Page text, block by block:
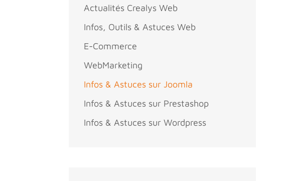
Actualités Crealys Web
Infos, Outils & Astuces Web
E-Commerce
WebMarketing
Infos & Astuces sur Joomla
Infos & Astuces sur Prestashop
Infos & Astuces sur Wordpress